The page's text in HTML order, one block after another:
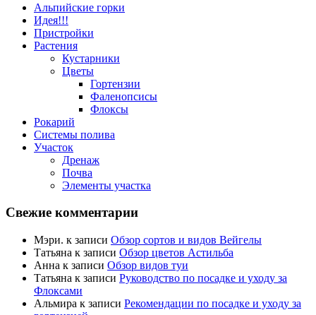
Альпийские горки
Идея!!!
Пристройки
Растения
Кустарники
Цветы
Гортензии
Фаленопсисы
Флоксы
Рокарий
Системы полива
Участок
Дренаж
Почва
Элементы участка
Свежие комментарии
Мэри. к записи Обзор сортов и видов Вейгелы
Татьяна к записи Обзор цветов Астильба
Анна к записи Обзор видов туи
Татьяна к записи Руководство по посадке и уходу за
Флоксами
Альмира к записи Рекомендации по посадке и уходу за